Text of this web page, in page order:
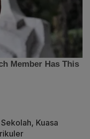
Kuasa